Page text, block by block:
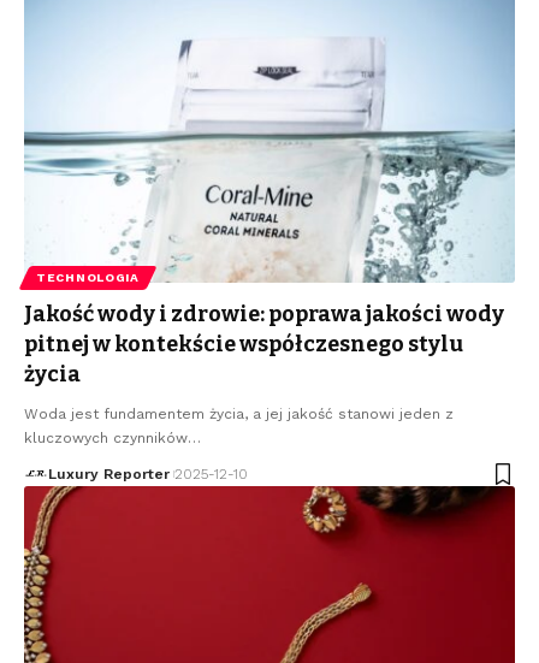
TECHNOLOGIA
Jakość wody i zdrowie: poprawa jakości wody
pitnej w kontekście współczesnego stylu
życia
Woda jest fundamentem życia, a jej jakość stanowi jeden z
kluczowych czynników…
Luxury Reporter 2025-12-10